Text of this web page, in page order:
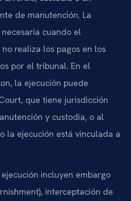
de manutención. La
cuando el
realiza los pagos en los
por el tribunal. En el
la ejecución puede
que tiene jurisdicción
y custodia, o al
la ejecución está vinculada a
incluyen embargo
interceptación de